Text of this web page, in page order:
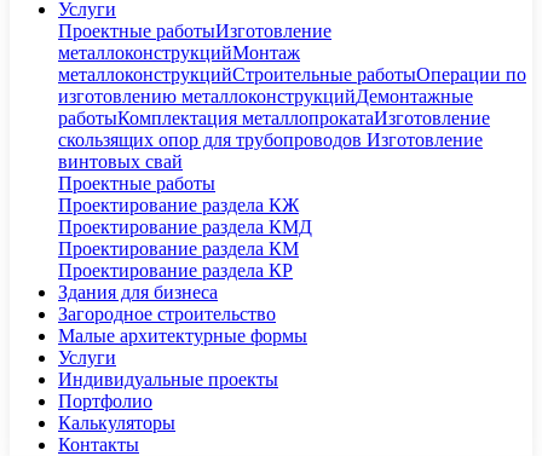
Услуги
Проектные работыИзготовление
металлоконструкцийМонтаж
металлоконструкцийСтроительные работыОперации по
изготовлению металлоконструкцийДемонтажные
работыКомплектация металлопрокатаИзготовление
скользящих опор для трубопроводов Изготовление
винтовых свай
Проектные работы
Проектирование раздела КЖ
Проектирование раздела КМД
Проектирование раздела КМ
Проектирование раздела КР
Здания для бизнеса
Загородное строительство
Малые архитектурные формы
Услуги
Индивидуальные проекты
Портфолио
Калькуляторы
Контакты